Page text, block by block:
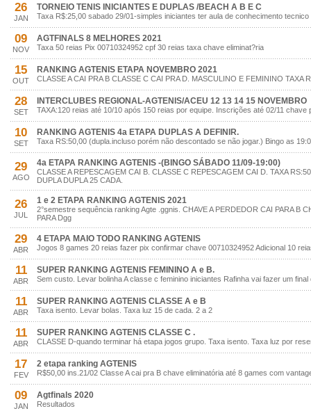
26
JAN
TORNEIO TENIS INICIANTES E DUPLAS /BEACH A B E C
Taxa R$:25,00 sabado 29/01-simples iniciantes ter aula de conhecimento
09
NOV
AGTFINALS 8 MELHORES 2021
Taxa 50 reias Pix 00710324952 cpf 30 reias taxa chave eliminat?ria
15
OUT
RANKING AGTENIS ETAPA NOVEMBRO 2021
CLASSE A CAI PRA B CLASSE C CAI PRA D. MASCULINO E FEMININO TAXA
28
SET
INTERCLUBES REGIONAL-AGTENIS/ACEU 12 13 14 15 NOVEMBRO
TAXA:120 reias até 10/10 após 150 reias por equipe. Inscrições até 02/11 chave
10
SET
RANKING AGTENIS 4a ETAPA DUPLAS A DEFINIR.
Taxa RS:50,00 (dupla.incluso porém não descontado se não jogar.) Bingo as
29
AGO
4a ETAPA RANKING AGTENIS -(BINGO SÁBADO 11/09-19:00)
CLASSE A REPESCAGEM CAI B. CLASSE C REPESCAGEM CAI D. TAXA
DUPLA DUPLA 25 CADA.
26
JUL
1 e 2 ETAPA RANKING AGTENIS 2021
2°semestre sequência ranking Agte .ggnis. CHAVE A PERDEDOR CAI PARA B
PARA Dgg
29
ABR
4 ETAPA MAIO TODO RANKING AGTENIS
Jogos 8 games 20 reias fazer pix confirmar chave 00710324952 Adicional 10
11
ABR
SUPER RANKING AGTENIS FEMININO A e B.
Sem custo. Levar bolinha A classe c feminino iniciantes Rafinha vai fazer um
11
ABR
SUPER RANKING AGTENIS CLASSE A e B
Taxa isento. Levar bolas. Taxa luz 15 de cada. 2 a 2
11
ABR
SUPER RANKING AGTENIS CLASSE C .
CLASSE D-quando terminar há etapa jogos grupo. Taxa isento. Taxa luz por
17
FEV
2 etapa ranking AGTENIS
R$50,00 ins.21/02 Classe A cai pra B chave eliminatória até 8 games com
09
JAN
Agtfinals 2020
Resultados